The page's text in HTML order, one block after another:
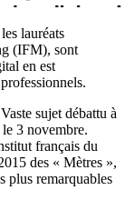
lauréats
(IFM), sont
en est
sujet débattu à
3 novembre.
français du
des « Mètres »,
plus remarquables